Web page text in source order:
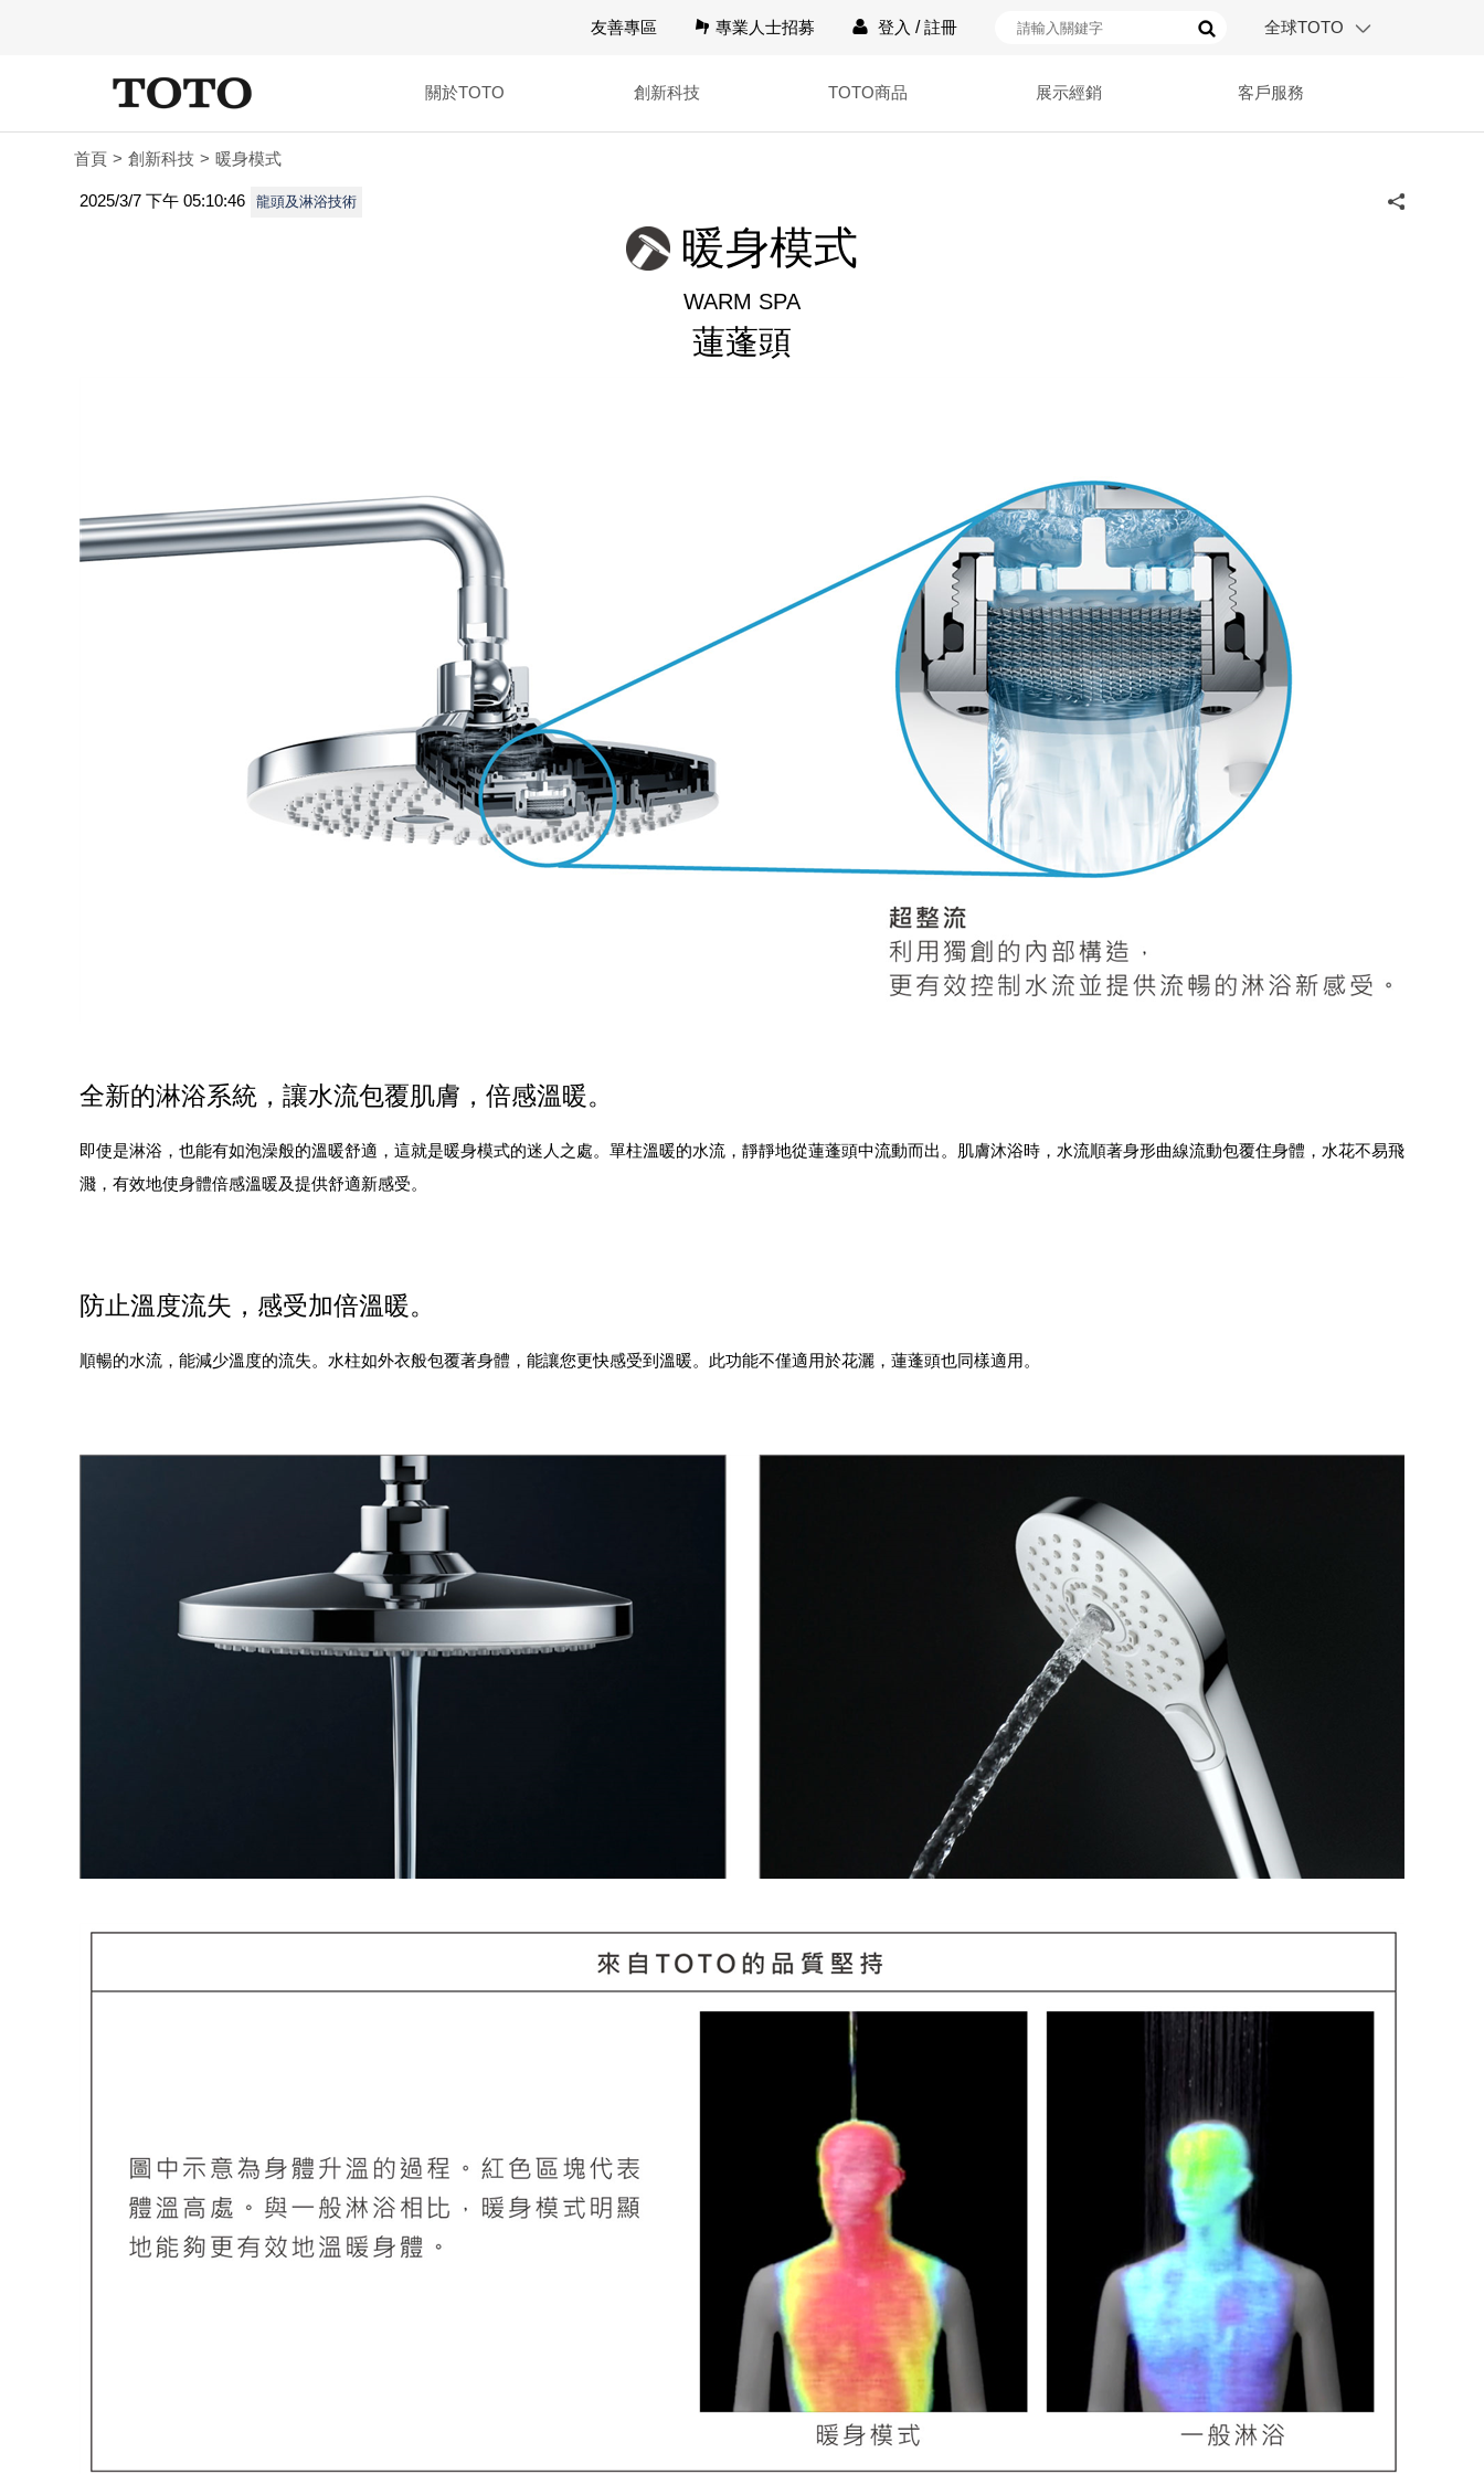
友善專區 專業人士招募 登入 /註冊 全球TOTO
關於TOTO 創新科技 TOTO商品 展示經銷 客戶服務
首頁 創新科技 暖身模式
2025/3/7 下午 05:10:46 龍頭及淋浴技術
暖身模式
WARM SPA
蓮蓬頭
全新的淋浴系統，讓水流包覆肌膚，倍感溫暖。
即使是淋浴，也能有如泡澡般的溫暖舒適，這就是暖身模式的迷人之處。單柱溫暖的水流，靜靜地從蓮蓬頭中流動而出。肌膚沐浴時，水流順著身形曲線流動包覆住身體，水花不易飛
濺，有效地使身體倍感溫暖及提供舒適新感受。
防止溫度流失，感受加倍溫暖。
順暢的水流，能減少溫度的流失。水柱如外衣般包覆著身體，能讓您更快感受到溫暖。此功能不僅適用於花灑，蓮蓬頭也同樣適用。